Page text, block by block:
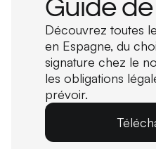
Guide
Découvrez toutes
en Espagne, du
signature chez le
les obligations
prévoir.